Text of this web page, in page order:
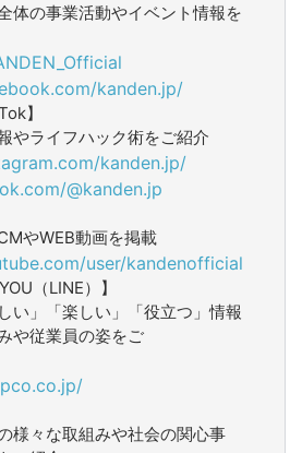
体の事業活動やイベント情報を
kanden.jp/
】
やライフハック術をご紹介
kanden.jp/
@kanden.jp
やWEB動画を掲載
user/kandenofficial
（LINE）】
い」「楽しい」「役立つ」情報
や従業員の姿をご
様々な取組みや社会の関心事